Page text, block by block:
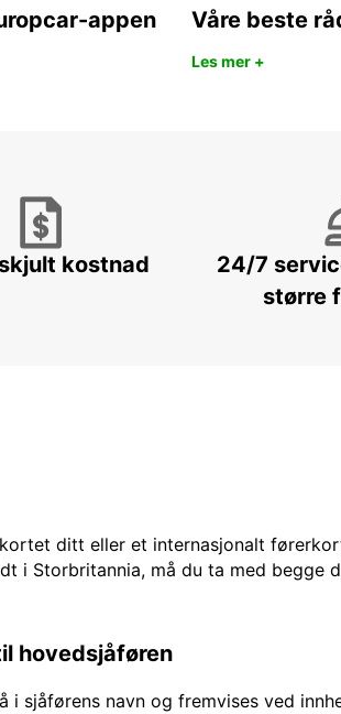
appen Våre beste
Les mer +
kostnad
24/7
større
ditt eller et internasjonalt
i Storbritannia, må du ta med begge
hovedsjåføren
i sjåførens navn og fremvises ved